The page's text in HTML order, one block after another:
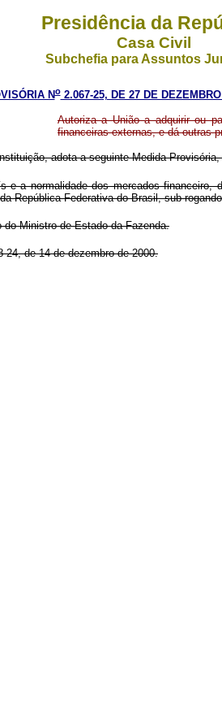
Presidência da
Casa Civil
Subchefia para Assuntos
No2.067-25, DE 27 DE
Autoriza a União a adquirir ou
financeiras externas, e dá outras
adota a seguinte Medida
a normalidade dos mercados financeiro,
República Federativa do Brasil, sub-
Ministro de Estado da Fazenda.
24, de 14 de dezembro de 2000.